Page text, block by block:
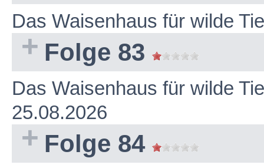
Das Waisenhaus für wilde
Folge 83
Das Waisenhaus für wilde
25.08.2026
Folge 84